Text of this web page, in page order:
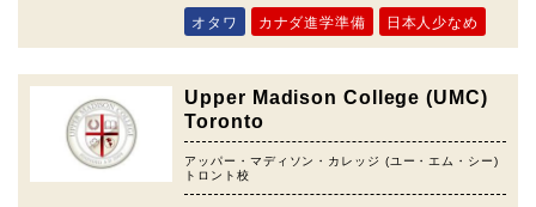
オタワ カナダ進学準備 日本人少なめ
Upper Madison College (UMC)
Toronto
アッパー・マディソン・カレッジ (ユー・エム・シー)
トロント校